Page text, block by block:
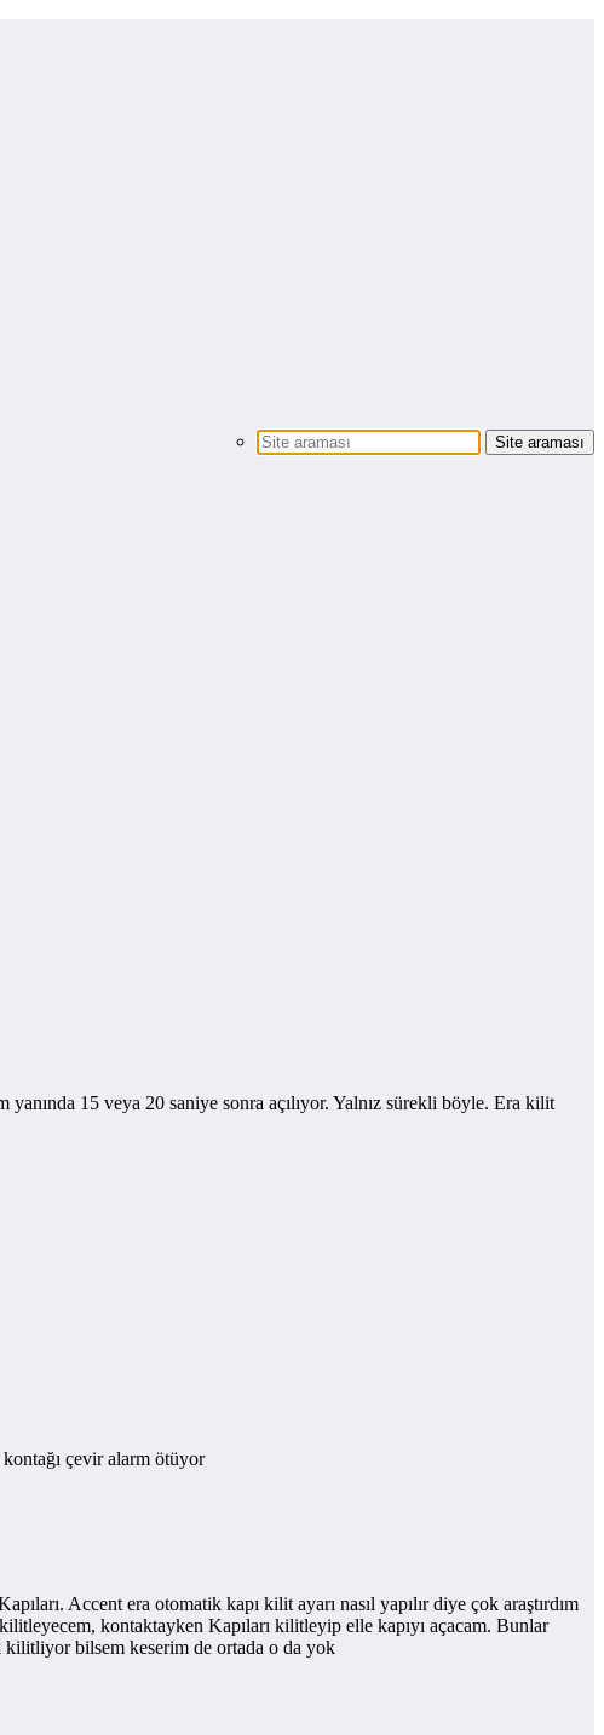
15 veya 20 saniye sonra açılıyor. Yalnız sürekli böyle. Era kilit
çevir alarm ötüyor
Accent era otomatik kapı kilit ayarı nasıl yapılır diye çok araştırdım
kontaktayken Kapıları kilitleyip elle kapıyı açacam. Bunlar
kilitliyor bilsem keserim de ortada o da yok